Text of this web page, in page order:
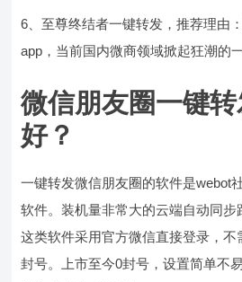
6、至尊终结者一键转发，推荐理由
app，当前国内微商领域掀起狂潮的
微信朋友圈一键
好？
一键转发微信朋友圈的软件是webot
软件。装机量非常大的云端自动同步
这类软件采用官方微信直接登录，不
封号。上市至今0封号，设置简单不